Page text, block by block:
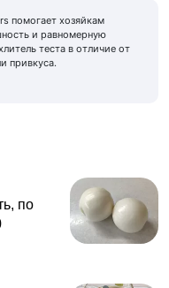
помогает хозяйкам
и равномерную
теста в отличие от
привкуса.
по